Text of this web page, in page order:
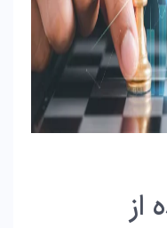
از